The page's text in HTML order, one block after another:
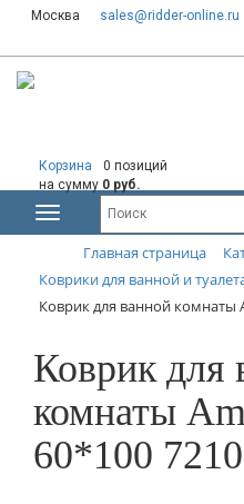
Москва sales@ridder-online.ru
Корзина
0 позиций
на сумму 0 руб.
Главная страница
Коврики для ванной и
Коврик для ванной комнаты
Коврик для
комнаты
60*100